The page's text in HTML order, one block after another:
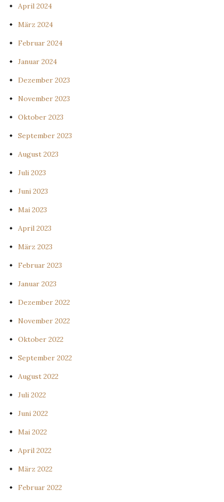
April 2024
März 2024
Februar 2024
Januar 2024
Dezember 2023
November 2023
Oktober 2023
September 2023
August 2023
Juli 2023
Juni 2023
Mai 2023
April 2023
März 2023
Februar 2023
Januar 2023
Dezember 2022
November 2022
Oktober 2022
September 2022
August 2022
Juli 2022
Juni 2022
Mai 2022
April 2022
März 2022
Februar 2022